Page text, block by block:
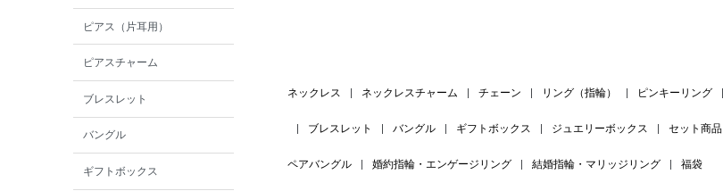
ピアス（片耳用）
ピアスチャーム
ブレスレット
バングル
ギフトボックス
ネックレス ネックレスチャーム チェーン リング（指輪） ピンキーリング
ブレスレット バングル ギフトボックス ジュエリーボックス セット商品
ペアバングル 婚約指輪・エンゲージリング 結婚指輪・マリッジリング 福袋